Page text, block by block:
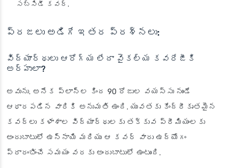
సబ్సిడీ కవర్.
ప్రజలు అడిగే ఇతర ప్రశ్నలు:
విద్యార్థులు ఆరోగ్య లేదా వైకల్య కవరేజీకి
అర్హులా?
అవును. అనేక ప్లాన్‌ల కింద 90 రోజుల వయస్సు నుండే
ఆధారపడిన వారికి అనుమతి ఉంది. యువతకు కేంద్రీకృతమైన
కవర్లు కళాశాల విద్యార్థులకు తక్కువ ప్రీమియంలకు
అందుబాటులో ఉన్నాయి మరియు ఆ కవర్ వారు ఉద్యోగం
ప్రారంభించే సమయం వరకు అందుబాటులో ఉంటుంది.